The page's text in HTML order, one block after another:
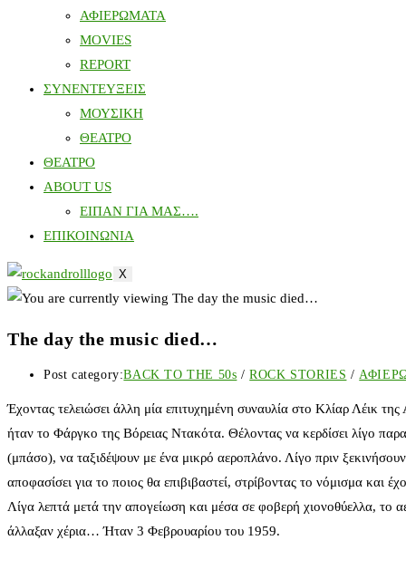
ΑΦΙΕΡΩΜΑΤΑ
MOVIES
REPORT
ΣΥΝΕΝΤΕΥΞΕΙΣ
ΜΟΥΣΙΚΗ
ΘΕΑΤΡΟ
ΘΕΑΤΡΟ
ABOUT US
ΕΙΠΑΝ ΓΙΑ ΜΑΣ….
ΕΠΙΚΟΙΝΩΝΙΑ
X
The day the music died…
Post category:BACK TO THE 50s / ROCK STORIES /
Έχοντας τελειώσει άλλη μία επιτυχημένη συναυλία στο Κλίαρ
ήταν το Φάργκο της Βόρειας Ντακότα. Θέλοντας να κερδίσει λίγο
(μπάσο), να ταξιδέψουν με ένα μικρό αεροπλάνο. Λίγο πριν
αποφασίσει για το ποιος θα επιβιβαστεί, στρίβοντας το νόμισμα και
Λίγα λεπτά μετά την απογείωση και μέσα σε φοβερή χιονοθύελλα, το
άλλαξαν χέρια… Ήταν 3 Φεβρουαρίου του 1959.